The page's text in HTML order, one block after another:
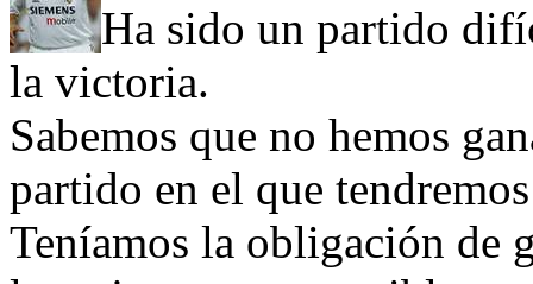
Ha sido un partido
la victoria.
Sabemos que no hemos
partido en el que
Teníamos la obligación de